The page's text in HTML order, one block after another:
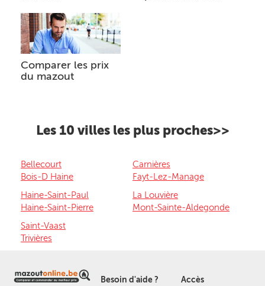
Comparer les prix
du mazout
Les 10 villes les plus proches>>
Bellecourt
Bois-D Haine
Carnières
Fayt-Lez-Manage
Haine-Saint-Paul
Haine-Saint-Pierre
La Louvière
Mont-Sainte-Aldegonde
Saint-Vaast
Trivières
Besoin d'aide ? Accès